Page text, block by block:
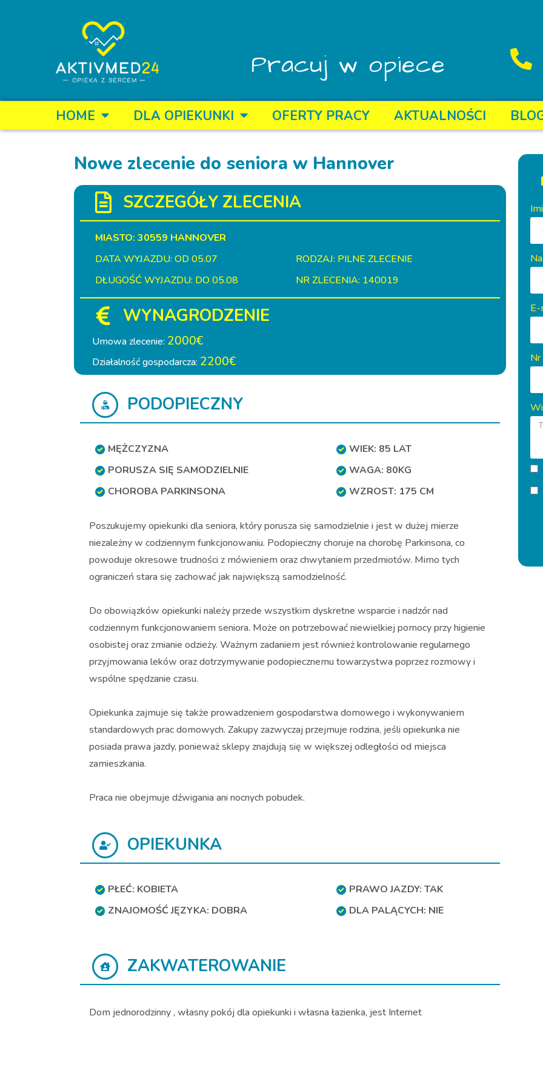
Pracuj w opiece
HOME DLA OPIEKUNKI OFERTY PRACY AKTUALNOŚCI
Nowe zlecenie do seniora w Hannover
SZCZEGÓŁY ZLECENIA
MIASTO: 30559 HANNOVER
DATA WYJAZDU: OD 05.07
RODZAJ: PILNE ZLECENIE
DŁUGOŚĆ WYJAZDU: DO 05.08
NR ZLECENIA: 140019
WYNAGRODZENIE
Umowa zlecenie: 2000€
Działalność gospodarcza: 2200€
PODOPIECZNY
MĘŻCZYZNA
PORUSZA SIĘ SAMODZIELNIE
CHOROBA PARKINSONA
WIEK: 85 LAT
WAGA: 80KG
WZROST: 175 CM
Poszukujemy opiekunki dla seniora, który porusza się samodzielnie i jest w dużej mierze
niezależny w codziennym funkcjonowaniu. Podopieczny choruje na chorobę Parkinsona, co
powoduje okresowe trudności z mówieniem oraz chwytaniem przedmiotów. Mimo tych
ograniczeń stara się zachować jak największą samodzielność.
Do obowiązków opiekunki należy przede wszystkim dyskretne wsparcie i nadzór nad
codziennym funkcjonowaniem seniora. Może on potrzebować niewielkiej pomocy przy higienie
osobistej oraz zmianie odzieży. Ważnym zadaniem jest również kontrolowanie regularnego
przyjmowania leków oraz dotrzymywanie podopiecznemu towarzystwa poprzez rozmowy i
wspólne spędzanie czasu.
Opiekunka zajmuje się także prowadzeniem gospodarstwa domowego i wykonywaniem
standardowych prac domowych. Zakupy zazwyczaj przejmuje rodzina, jeśli opiekunka nie
posiada prawa jazdy, ponieważ sklepy znajdują się w większej odległości od miejsca
zamieszkania.
Praca nie obejmuje dźwigania ani nocnych pobudek.
OPIEKUNKA
PŁEĆ: KOBIETA
ZNAJOMOŚĆ JĘZYKA: DOBRA
PRAWO JAZDY: TAK
DLA PALĄCYCH: NIE
ZAKWATEROWANIE
Dom jednorodzinny , własny pokój dla opiekunki i własna łazienka, jest Internet